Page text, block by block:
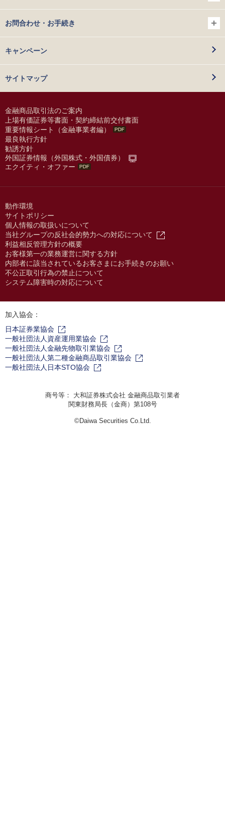
お問合わせ・お手続き
キャンペーン
サイトマップ
金融商品取引法のご案内
上場有価証券等書面・契約締結前交付書面
重要情報シート（金融事業者編）
最良執行方針
勧誘方針
外国証券情報（外国株式・外国債券）
エクイティ・オファー
動作環境
サイトポリシー
個人情報の取扱いについて
当社グループの反社会的勢力への対応について
利益相反管理方針の概要
お客様第一の業務運営に関する方針
内部者に該当されているお客さまにお手続きのお願い
不公正取引行為の禁止について
システム障害時の対応について
加入協会：
日本証券業協会
一般社団法人資産運用業協会
一般社団法人金融先物取引業協会
一般社団法人第二種金融商品取引業協会
一般社団法人日本STO協会
商号等： 大和証券株式会社 金融商品取引業者
関東財務局長（金商）第108号
©Daiwa Securities Co.Ltd.